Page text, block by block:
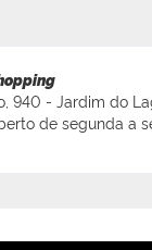
940 - Jardim do
de segunda a